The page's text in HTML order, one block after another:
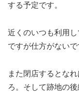
する予定です。
近くのいつも利用
ですが仕方がないで
また閉店するとな
ろ。そして跡地の